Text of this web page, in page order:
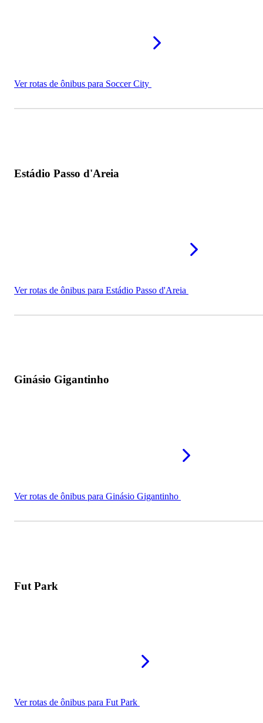
Ver rotas de ônibus para Soccer City
Estádio Passo d'Areia
Ver rotas de ônibus para Estádio Passo d'Areia
Ginásio Gigantinho
Ver rotas de ônibus para Ginásio Gigantinho
Fut Park
Ver rotas de ônibus para Fut Park